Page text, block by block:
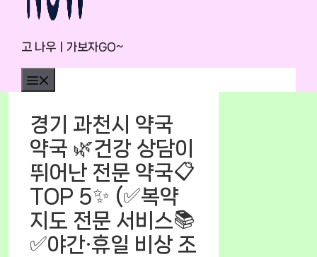
고 나우ㅣ가보자GO~
경기 과천시 약국
약국 🌿건강 상담이
뛰어난 전문 약국📋
TOP 5✨ (✅복약
지도 전문 서비스📚
✅야간·휴일 비상 조